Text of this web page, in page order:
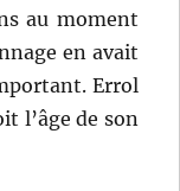
au moment
en avait
Errol
l’âge de son